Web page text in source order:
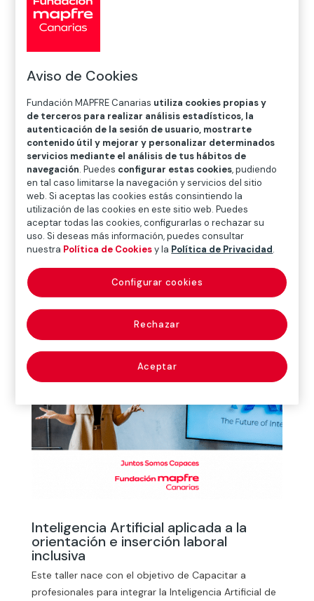
Formación exprés en hidroponía:
cultiva tu propio huerto sostenible.
¿Te gustaría cultivar tus propias hortalizas en casa,
aunque no tengas terreno agrícola? En este taller
aprenderás, desde cero, qué es la hidroponía y cómo
puede ayudarte a producir alimentos frescos
utilizando menos agua, menos espacio y materiales
Inteligencia Artificial aplicada a la
orientación e inserción laboral
inclusiva
Este taller nace con el objetivo de Capacitar a
profesionales para integrar la Inteligencia Artificial de
Aviso de Cookies
Fundación MAPFRE Canarias utiliza cookies propias y
de terceros para realizar análisis estadísticos, la
autenticación de la sesión de usuario, mostrarte
contenido útil y mejorar y personalizar determinados
servicios mediante el análisis de tus hábitos de
navegación. Puedes configurar estas cookies, pudiendo
en tal caso limitarse la navegación y servicios del sitio
web. Si aceptas las cookies estás consintiendo la
utilización de las cookies en este sitio web. Puedes
aceptar todas las cookies, configurarlas o rechazar su
uso. Si deseas más información, puedes consultar
nuestra Política de Cookiesy la Política de Privacidad.
Rechazar
Aceptar
Configurar cookies